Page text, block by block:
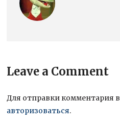
Leave a Comment
Для отправки комментария
авторизоваться.